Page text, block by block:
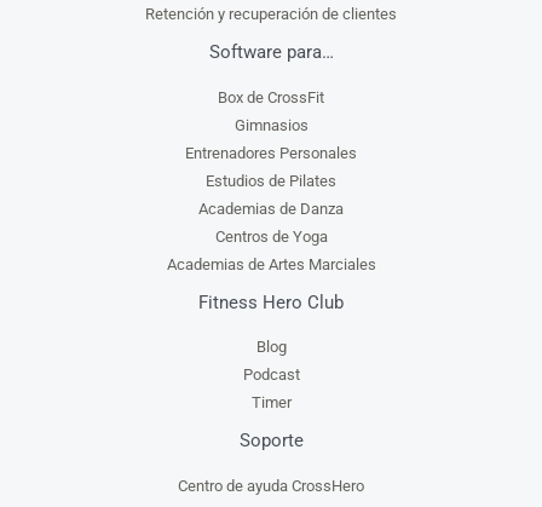
Retención y recuperación de clientes
Software para…
Box de CrossFit
Gimnasios
Entrenadores Personales
Estudios de Pilates
Academias de Danza
Centros de Yoga
Academias de Artes Marciales
Fitness Hero Club
Blog
Podcast
Timer
Soporte
Centro de ayuda CrossHero